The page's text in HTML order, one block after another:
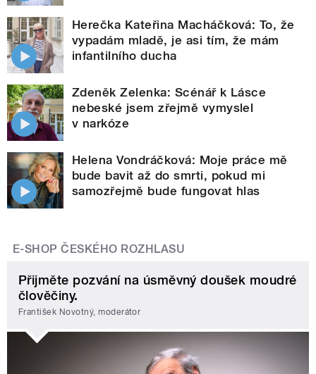
Herečka Kateřina Macháčková: To, že
vypadám mladě, je asi tím, že mám
infantilního ducha
Zdeněk Zelenka: Scénář k Lásce
nebeské jsem zřejmě vymyslel
v narkóze
Helena Vondráčková: Moje práce mě
bude bavit až do smrti, pokud mi
samozřejmě bude fungovat hlas
E-SHOP ČESKÉHO ROZHLASU
Přijměte pozvání na úsměvný doušek moudré
člověčiny.
František Novotný, moderátor